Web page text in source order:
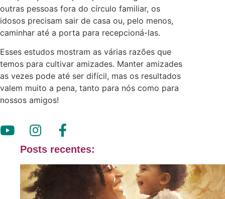
outras pessoas fora do círculo familiar, os
idosos precisam sair de casa ou, pelo menos,
caminhar até a porta para recepcioná-las.
Esses estudos mostram as várias razões que
temos para cultivar amizades. Manter amizades
as vezes pode até ser difícil, mas os resultados
valem muito a pena, tanto para nós como para
nossos amigos!
Posts recentes: